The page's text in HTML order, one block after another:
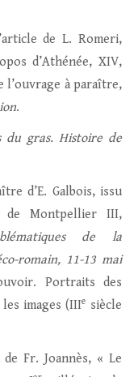
de L. Romeri,
d’Athénée, XIV,
l’ouvrage à paraître,
.
du gras. Histoire de
d’E. Galbois, issu
de Montpellier III,
de la
romain, 11-13 mai
Portraits des
images (IIIe siècle
Fr. Joannès, « Le